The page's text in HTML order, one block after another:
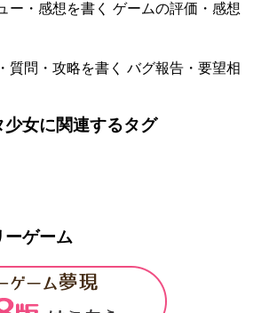
ー・感想を書く ゲームの評価・感想
質問・攻略を書く バグ報告・要望相
女に関連するタグ
ーゲーム